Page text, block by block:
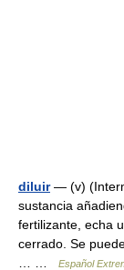
diluir— (v)
sustancia
fertilizante, echa
cerrado. Se
Español